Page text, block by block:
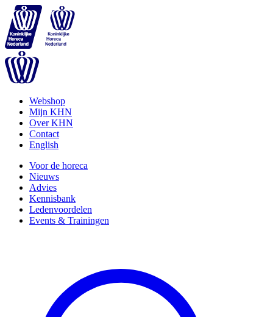
Webshop
Mijn KHN
Over KHN
Contact
English
Voor de horeca
Nieuws
Advies
Kennisbank
Ledenvoordelen
Events & Trainingen